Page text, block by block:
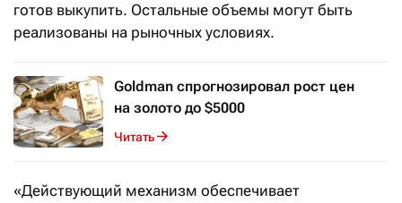
готов выкупить. Остальные объемы могут быть
реализованы на рыночных условиях.
Goldman спрогнозировал рост цен
на золото до $5000
Читать
«Действующий механизм обеспечивает